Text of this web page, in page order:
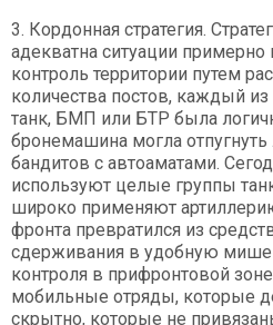
3. Кордонная стратегия.
адекватна ситуации примерно
контроль территории путем
количества постов, каждый
танк, БМП или БТР была
бронемашина могла
бандитов с автоаматами.
используют целые группы
широко применяют
фронта превратился из
сдерживания в удобную
контроля в прифронтовой
мобильные отряды, которые
скрытно, которые не